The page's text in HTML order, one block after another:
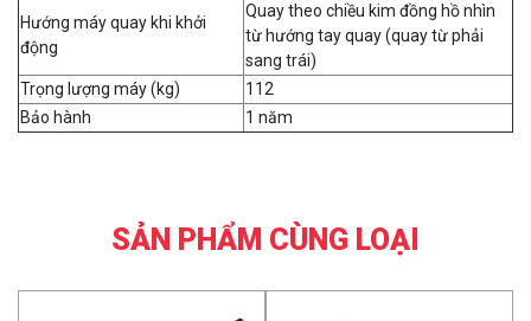
Hướng máy quay khi khởi
động
Quay theo chiều kim đồng hồ nhìn
từ hướng tay quay (quay từ phải
sang trái)
Trọng lượng máy (kg)
112
Bảo hành
1 năm
SẢN PHẨM CÙNG LOẠI